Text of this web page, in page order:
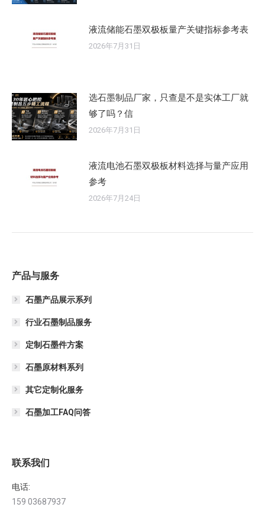
液流储能石墨双极板量产关键指标参考表
2026年7月31日
选石墨制品厂家，只查是不是实体工厂就
够了吗？信
2026年7月31日
液流电池石墨双极板材料选择与量产应用
参考
2026年7月24日
产品与服务
石墨产品展示系列
行业石墨制品服务
定制石墨件方案
石墨原材料系列
其它定制化服务
石墨加工FAQ问答
联系我们
电话:
159 03687937